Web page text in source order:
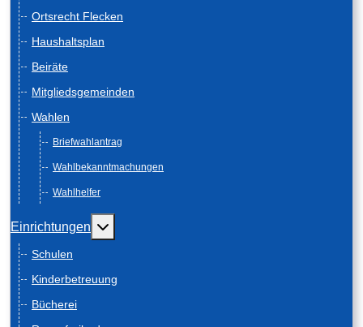
Ortsrecht Flecken
Haushaltsplan
Beiräte
Mitgliedsgemeinden
Wahlen
Briefwahlantrag
Wahlbekanntmachungen
Wahlhelfer
Einrichtungen Weitere Informationen: Einrichtungen
Schulen
Kinderbetreuung
Bücherei